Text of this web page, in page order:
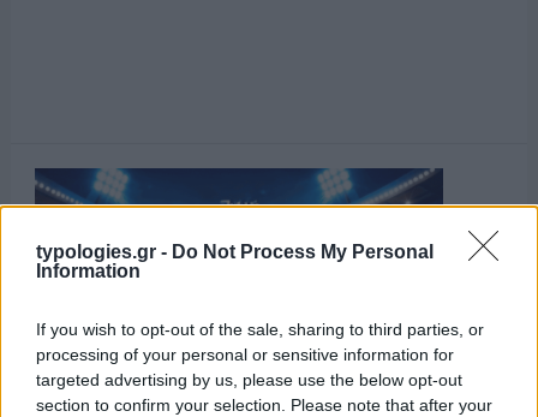
typologies.gr - Do Not Process My Personal
Information
If you wish to opt-out of the sale, sharing to third parties, or
processing of your personal or sensitive information for
targeted advertising by us, please use the below opt-out
section to confirm your selection. Please note that after your